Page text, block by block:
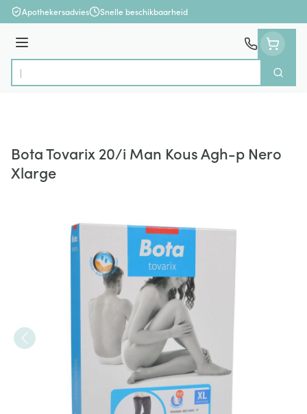
Ga naar de inhoud
Apothekersadvies Snelle beschikbaarheid
Menu
Product, merk, categorie...
Zoek
Bota Tovarix 20/i Man Kous Agh-p Nero
Xlarge